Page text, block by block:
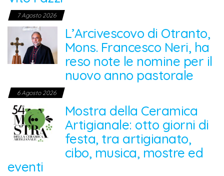
7 Agosto 2026
L’Arcivescovo di Otranto,
Mons. Francesco Neri, ha
reso note le nomine per il
nuovo anno pastorale
6 Agosto 2026
Mostra della Ceramica
Artigianale: otto giorni di
festa, tra artigianato,
cibo, musica, mostre ed
eventi